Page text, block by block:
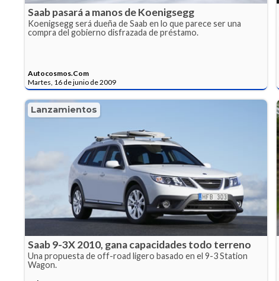
Saab pasará a manos de Koenigsegg
Koenigsegg será dueña de Saab en lo que parece ser una
compra del gobierno disfrazada de préstamo.
Autocosmos.Com
Martes, 16 de junio de 2009
Lanzamientos
Saab 9-3X 2010, gana capacidades todo terreno
Una propuesta de off-road ligero basado en el 9-3 Station
Wagon.